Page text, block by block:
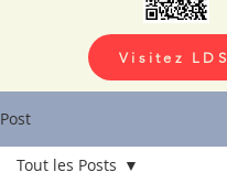
Visitez LDS
Post
Tout les Posts